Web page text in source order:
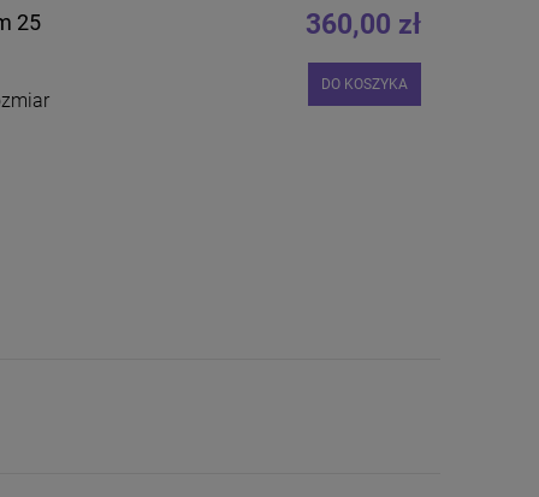
25
360,00 zł
DO KOSZYKA